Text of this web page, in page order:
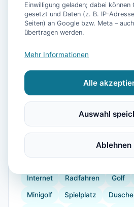
Ausstattung
Küche Kühlschrank
Internet Radfahren Golf
Minigolf Spielplatz Dusche
Einwilligung geladen; dabei können
gesetzt und Daten (z. B. IP-
Seiten) an Google bzw. Meta –
übertragen werden.
Mehr Informationen
Alle
Auswahl
Ablehnen